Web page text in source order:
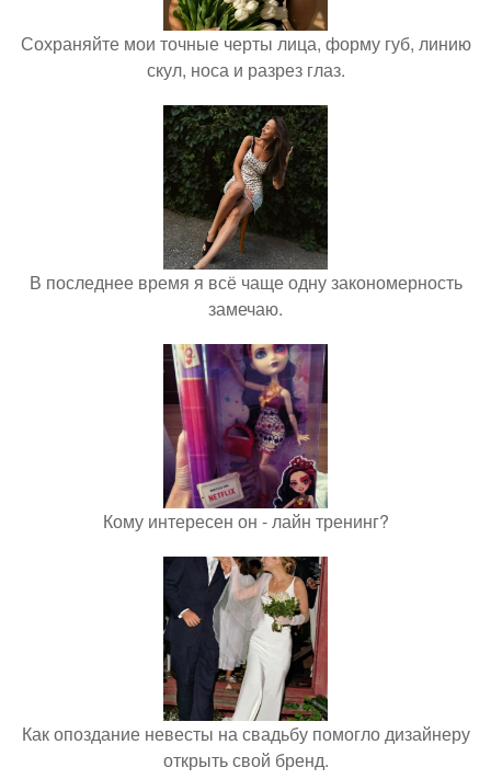
Сохраняйте мои точные черты лица, форму губ, линию
скул, носа и разрез глаз.
В последнее время я всё чаще одну закономерность
замечаю.
Кому интересен он - лайн тренинг?
Как опоздание невесты на свадьбу помогло дизайнеру
открыть свой бренд.